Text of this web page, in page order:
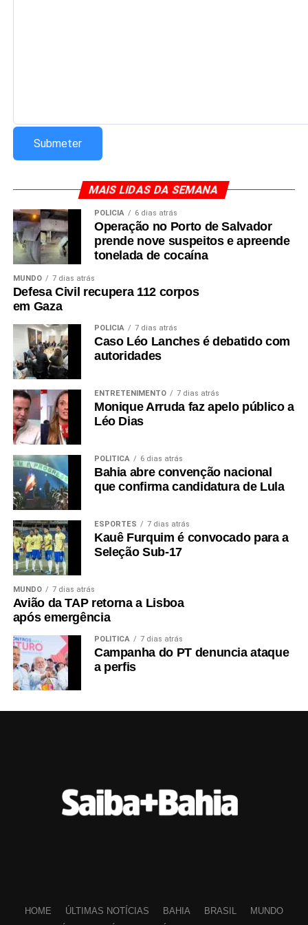
MAIS LIDAS DA SEMANA
POLÍCIA 6 dias atrás
Operação no Porto de Salvador
prende nove suspeitos e apreende
tonelada de cocaína
MUNDO 7 dias atrás
Defesa Civil recupera 112 corpos
em Gaza
POLÍCIA 7 dias atrás
Caso Léo Lanches é debatido com
autoridades
ENTRETENIMENTO 7 dias atrás
Monique Arruda faz apelo público a
Léo Dias
POLÍTICA 6 dias atrás
Bahia abre convenção nacional
que confirma candidatura de Lula
ESPORTES 7 dias atrás
Kauê Furquim é convocado para a
Seleção Sub-17
MUNDO 7 dias atrás
Avião da TAP retorna a Lisboa
após emergência
POLÍTICA 7 dias atrás
Campanha do PT denuncia ataque
a perfis
HOME ÚLTIMAS NOTÍCIAS BAHIA BRASIL
MUNDO